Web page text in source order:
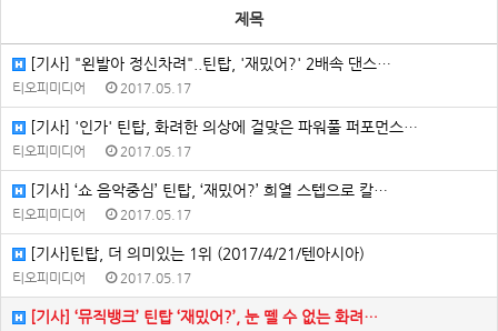
제목
[기사] "왼발아 정신차려"..틴탑, '재밌어?' 2배속 댄스…
티오피미디어 2017.05.17
[기사] '인가' 틴탑, 화려한 의상에 걸맞은 파워풀 퍼포먼스…
티오피미디어 2017.05.17
[기사] ‘쇼 음악중심’ 틴탑, ‘재밌어?’ 희열 스텝으로 칼…
티오피미디어 2017.05.17
[기사]틴탑, 더 의미있는 1위 (2017/4/21/텐아시아)
티오피미디어 2017.05.17
[기사] ‘뮤직뱅크’ 틴탑 ‘재밌어?’, 눈 뗄 수 없는 화려…